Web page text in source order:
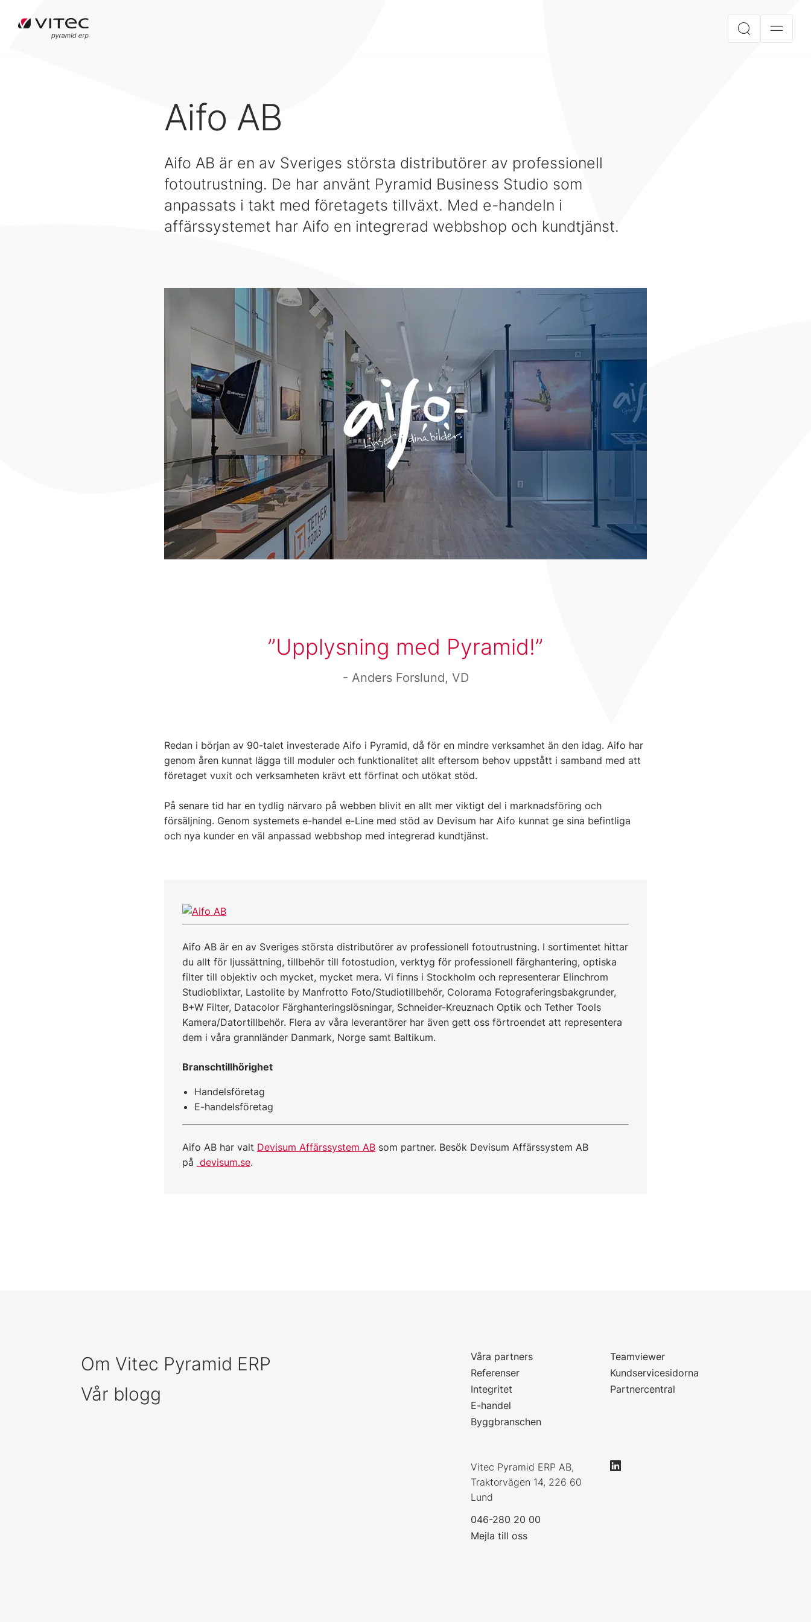
Aifo AB
Aifo AB är en av Sveriges största distributörer av professionell
fotoutrustning. De har använt Pyramid Business Studio som
anpassats i takt med företagets tillväxt. Med e-handeln i
affärssystemet har Aifo en integrerad webbshop och kundtjänst.
Upplysning med Pyramid!
Anders Forslund, VD
Redan i början av 90-talet investerade Aifo i Pyramid, då för en mindre verksamhet än den idag. Aifo har
genom åren kunnat lägga till moduler och funktionalitet allt eftersom behov uppstått i samband med att
företaget vuxit och verksamheten krävt ett förfinat och utökat stöd.
På senare tid har en tydlig närvaro på webben blivit en allt mer viktigt del i marknadsföring och
försäljning. Genom systemets e-handel e-Line med stöd av Devisum har Aifo kunnat ge sina befintliga
och nya kunder en väl anpassad webbshop med integrerad kundtjänst.
Aifo AB är en av Sveriges största distributörer av professionell fotoutrustning. I sortimentet hittar
du allt för ljussättning, tillbehör till fotostudion, verktyg för professionell färghantering, optiska
filter till objektiv och mycket, mycket mera. Vi finns i Stockholm och representerar Elinchrom
Studioblixtar, Lastolite by Manfrotto Foto/Studiotillbehör, Colorama Fotograferingsbakgrunder,
B+W Filter, Datacolor Färghanteringslösningar, Schneider-Kreuznach Optik och Tether Tools
Kamera/Datortillbehör. Flera av våra leverantörer har även gett oss förtroendet att representera
dem i våra grannländer Danmark, Norge samt Baltikum.
Branschtillhörighet
Handelsföretag
E-handelsföretag
Aifo AB har valt Devisum Affärssystem AB som partner. Besök Devisum Affärssystem AB
på devisum.se.
Om Vitec Pyramid ERP
Vår blogg
Våra partners
Referenser
Integritet
E-handel
Byggbranschen
Teamviewer
Kundservicesidorna
Partnercentral
Vitec Pyramid ERP AB,
Traktorvägen 14, 226 60
Lund
046-280 20 00
Mejla till oss